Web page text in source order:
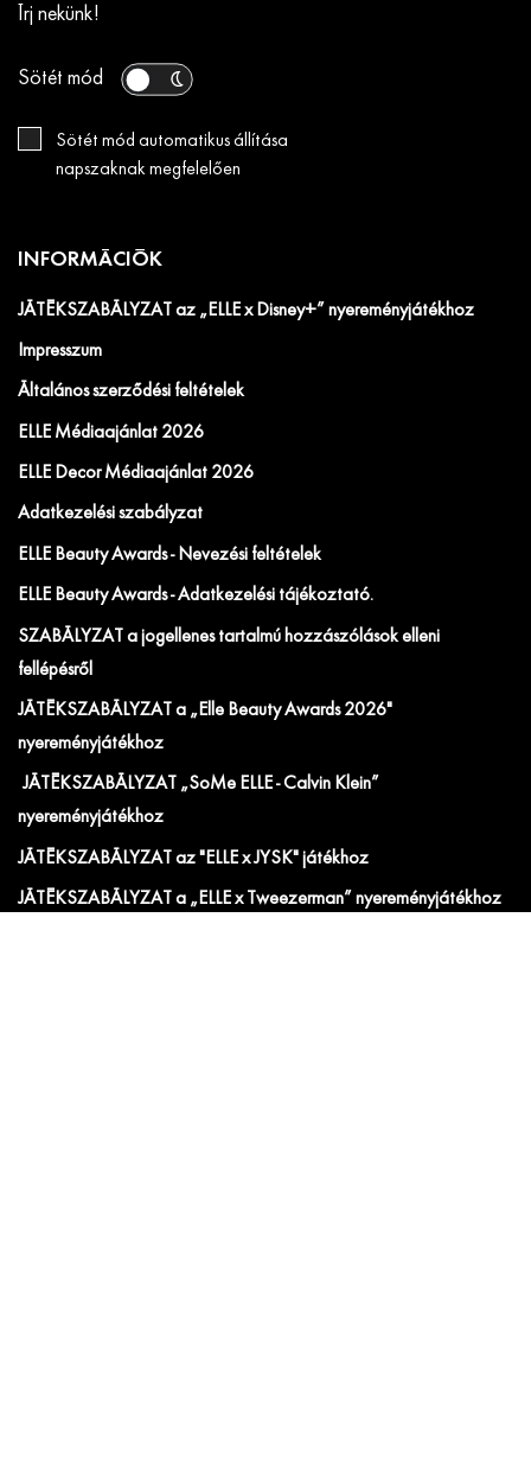
Írj nekünk!
Sötét mód
Sötét mód automatikus állítása
napszaknak megfelelően
INFORMÁCIÓK
JÁTÉKSZABÁLYZAT az „ELLE x Disney+” nyereményjátékhoz
Impresszum
Általános szerződési feltételek
ELLE Médiaajánlat 2026
ELLE Decor Médiaajánlat 2026
Adatkezelési szabályzat
ELLE Beauty Awards - Nevezési feltételek
ELLE Beauty Awards - Adatkezelési tájékoztató.
SZABÁLYZAT a jogellenes tartalmú hozzászólások elleni
fellépésről
JÁTÉKSZABÁLYZAT a „Elle Beauty Awards 2026"
nyereményjátékhoz
JÁTÉKSZABÁLYZAT „SoMe ELLE - Calvin Klein”
nyereményjátékhoz
JÁTÉKSZABÁLYZAT az "ELLE x JYSK" játékhoz
JÁTÉKSZABÁLYZAT a „ELLE x Tweezerman” nyereményjátékhoz